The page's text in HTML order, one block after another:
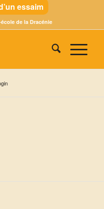
essaim
de la Dracénie